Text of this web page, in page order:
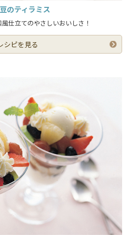
のティラミス
仕立てのやさしいおいしさ！
シピを見る